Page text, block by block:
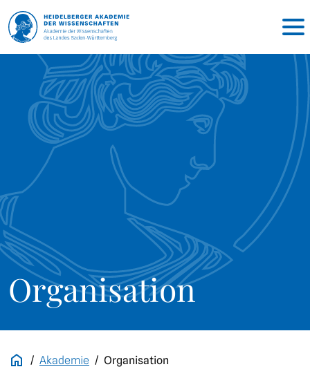
Organisation
Akademie Organisation